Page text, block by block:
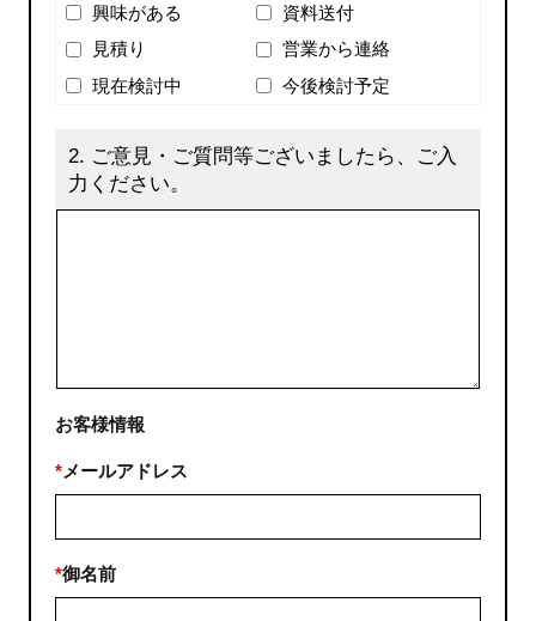
興味がある
資料送付
見積り
営業から連絡
現在検討中
今後検討予定
2. ご意見・ご質問等ございましたら、ご入
力ください。
お客様情報
*メールアドレス
*御名前